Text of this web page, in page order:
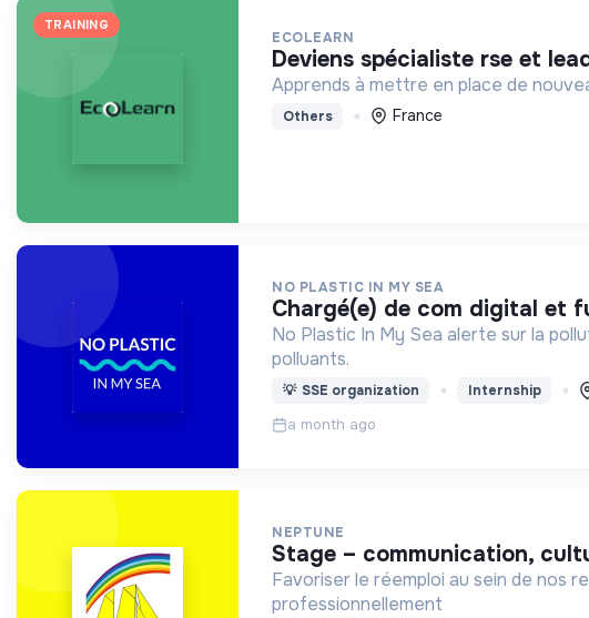
TRAINING
ECOLEARN
deviens spécialiste rse et
Apprends à mettre en place de
Others France
NO PLASTIC IN MY SEA
chargé(e) de com digital et
No Plastic In My Sea alerte sur la pollution plastique et propose des solutions à la source (réduction, réemploi…) en ciblant les plastiques les
polluants.
💡 SSE organization Internship
a month ago
NEPTUNE
stage – communication,
Favoriser le réemploi au sein de nos
professionnellement